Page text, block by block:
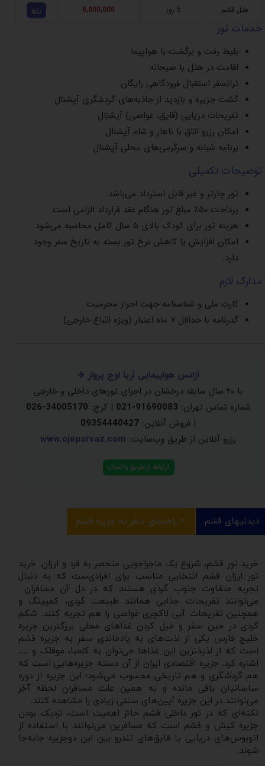
هتل قشم 5 روز 8,800,000 رزرو
خدمات تور
بلیط رفت و برگشت با هواپیما
اقامت در هتل با صبحانه
ترانسفر استقبال فرودگاهی رایگان
گشت جزیره و بازدید از جاذبه‌های گردشگری آپشنال
تفریحات دریایی (قایق، غواصی) آپشنال
امکان رزرو اتاق با ناهار و شام آپشنال
برنامه شبانه و سرگرمی‌های محلی آپشنال
توضیحات تکمیلی
تور چارتر و غیر قابل استرداد می‌باشد.
پرداخت ۵۰٪ مبلغ تور هنگام عقد قرارداد الزامی است.
هزینه تور برای کودک بالای ۵ سال کامل محاسبه می‌شود.
امکان افزایش یا کاهش نرخ تور بسته به تاریخ سفر وجود
دارد.
مدارک لازم
کارت ملی و شناسنامه جهت احراز محرمیت
گذرنامه با حداقل ۷ ماه اعتبار (ویژه اتباع خارجی)
آژانس هواپیمایی آریا اوج پرواز ✈️
با ۲۰ سال سابقه درخشان در اجرای تورهای داخلی و خارجی
شماره تماس تهران: 91690083-021 | کرج: 34005170-026
| فروش آنلاین: 09354440427
رزرو آنلاین از طریق وب‌سایت: www.ojeparvaz.com
ارتباط از طریق واتساپ
دیدنیهای قشم ⭐️ راهنمای سفر به جزیره قشم
خرید تور قشم، شروع یک ماجراجویی منحصر به فرد و ارزان. خرید
تور ارزان قشم انتخابی مناسب برای افرادی‌ست که به دنبال
تجربه متفاوت جنوب گردی هستند که در دل آن مسافران
می‌توانند تفریحات جذابی همانند طبیعت گردی، کمپینگ و
همچنین تفریحات آبی لاکچری غواصی را هم تجربه کنند. شکم
گردی در حین سفر و میل کردن غذاهای محلی بزرگترین جزیره
خلیج فارس یکی از لذت‌های به یادماندی سفر به جزیره قشم
است که از لذیذترین این غذاها می‌توان به کلمبا، موفلک و ....
اشاره کرد. جزیره اقتصادی ایران از آن دسته جزیره‌هایی است که
هم گردشگری و هم تاریخی محسوب می‌شود؛ این جزیره از دوره
ساسانیان باقی مانده و به همین علت مسافران لحظه آخر
می‌توانند در این جزیره آیین‌های سنتی زیادی را مشاهده کنند.
نکته‌ای که در تور داخلی قشم حائز اهمیت است، نزدیک بودن
جزیره کیش و قشم است که مسافرین می‌توانند با استفاده از
اتوبوس‌های دریایی یا قایق‌های تندرو بین این دوجزیره جابه‌جا
شوند.